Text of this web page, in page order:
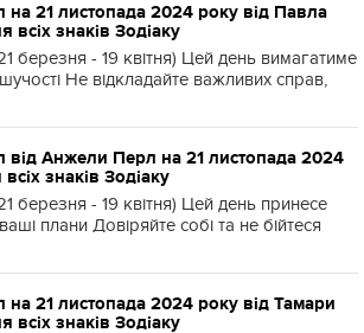
на 21 листопада 2024 року від Павла
всіх знаків Зодіаку
березня - 19 квітня) Цей день вимагатиме
Не відкладайте важливих справ,
від Анжели Перл на 21 листопада 2024
знаків Зодіаку
березня - 19 квітня) Цей день принесе
ваші плани Довіряйте собі та не бійтеся
на 21 листопада 2024 року від Тамари
всіх знаків Зодіаку